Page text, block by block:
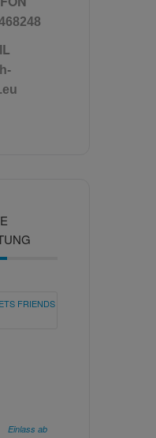
FRIENDS
Einlass ab